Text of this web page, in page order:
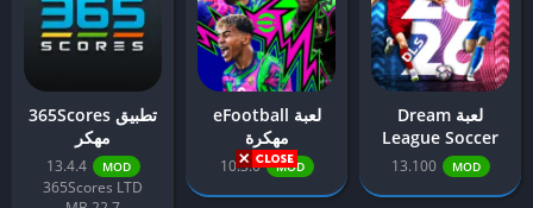
لعبة Dream
League Soccer
2026 مهكرة
MOD
13.100
لعبة eFootball
مهكرة
MOD
10.3.0
تطبيق 365Scores
مهكر
MOD
13.4.4
365Scores LTD